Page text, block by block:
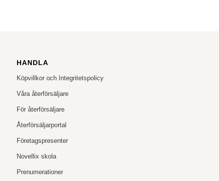
HANDLA
Köpvillkor och Integritetspolicy
Våra återförsäljare
För återförsäljare
Återförsäljarportal
Företagspresenter
Novellix skola
Prenumerationer